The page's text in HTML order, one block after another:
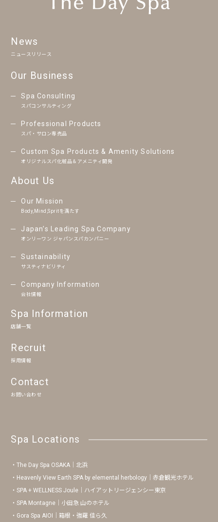
News
ニュースリリース
Our Business
Spa Consulting
スパコンサルティング
Professional Products
スパ・サロン専売品
Custom Spa Products & Amenity Solutions
オリジナルスパ化粧品＆アメニティ開発
About Us
Our Mission
Body,Mind,Spritを満たす
Japan’s Leading Spa Company
オンリーワン ジャパンスパカンパニー
Sustainability
サスティナビリティ
Company Information
会社情報
Spa Information
店舗一覧
Recruit
採用情報
Contact
お問い合わせ
Spa Locations
The Day Spa OSAKA｜北浜
Heavenly View Earth SPA by elemental herbology｜赤倉観光ホテル
SPA + WELLNESS Joule｜ハイアットリージェンシー東京
SPA Montagne｜小田急 山のホテル
Gora Spa AIOI｜箱根・強羅 佳ら久